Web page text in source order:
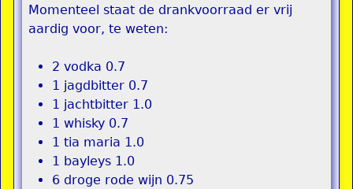
Momenteel staat de drankvoorraad er vrij
aardig voor, te weten:
2 vodka 0.7
1 jagdbitter 0.7
1 jachtbitter 1.0
1 whisky 0.7
1 tia maria 1.0
1 bayleys 1.0
6 droge rode wijn 0.75